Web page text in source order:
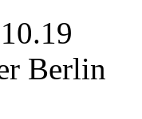
Berlin